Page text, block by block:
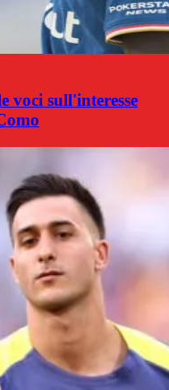
voci sull'interesse